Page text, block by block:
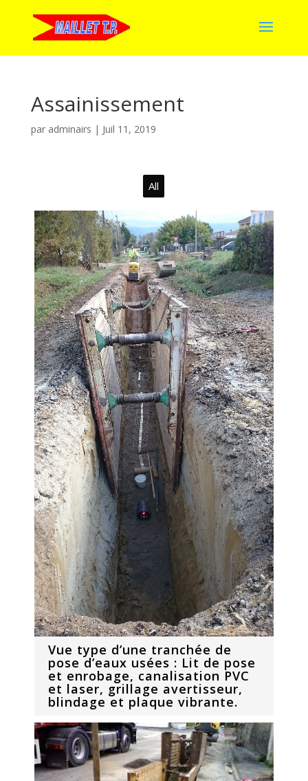
Assainissement
par adminairs | Juil 11, 2019
All
Vue type d’une tranchée de
pose d’eaux usées : Lit de pose
et enrobage, canalisation PVC
et laser, grillage avertisseur,
blindage et plaque vibrante.